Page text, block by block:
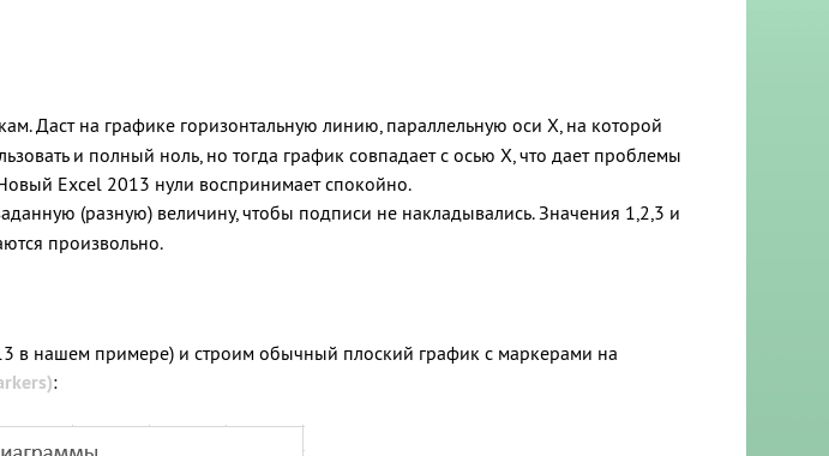
Даст на графике горизонтальную линию, параллельную оси Х, на которой
и полный ноль, но тогда график совпадает с осью X, что дает проблемы
Excel 2013 нули воспринимает спокойно.
(разную) величину, чтобы подписи не накладывались. Значения 1,2,3 и
произвольно.
в нашем примере) и строим обычный плоский график с маркерами на
: